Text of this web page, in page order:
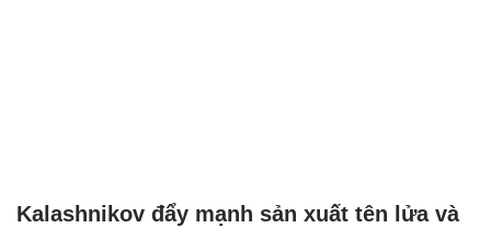
Kalashnikov đẩy mạnh sản xuất tên lửa và